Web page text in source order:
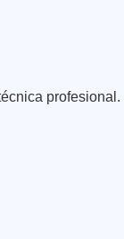
profesional.